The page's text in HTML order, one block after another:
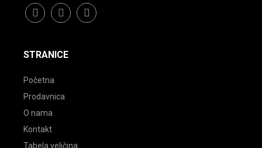
STRANICE
Početna
Prodavnica
O nama
Kontakt
Tabela veličina